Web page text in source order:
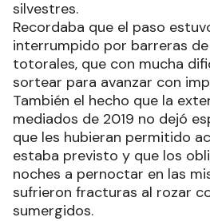
silvestres.
Recordaba que el paso
interrumpido por barreras
totorales, que con mucha
sortear para avanzar con
También el hecho que la
mediados de 2019 no dejó
que les hubieran permitido
estaba previsto y que los
noches a pernoctar en las
sufrieron fracturas al rozar
sumergidos.